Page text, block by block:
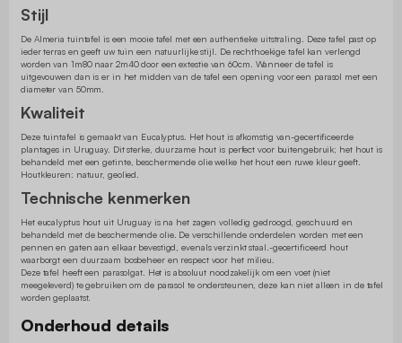
Stijl
De Almeria tuintafel is een mooie tafel met een authentieke uitstraling. Deze tafel past op
ieder terras en geeft uw tuin een natuurlijke stijl. De rechthoekige tafel kan verlengd
worden van 1m80 naar 2m40 door een extestie van 60cm. Wanneer de tafel is
uitgevouwen dan is er in het midden van de tafel een opening voor een parasol met een
diameter van 50mm.
Kwaliteit
Deze tuintafel is gemaakt van Eucalyptus. Het hout is afkomstig van-gecertificeerde
plantages in Uruguay. Dit sterke, duurzame hout is perfect voor buitengebruik; het hout is
behandeld met een getinte, beschermende olie welke het hout een ruwe kleur geeft.
Houtkleuren: natuur, geolied.
Technische kenmerken
Het eucalyptus hout uit Uruguay is na het zagen volledig gedroogd, geschuurd en
behandeld met de beschermende olie. De verschillende onderdelen worden met een
pennen en gaten aan elkaar bevestigd, evenals verzinkt staal.-gecertificeerd hout
waarborgt een duurzaam bosbeheer en respect voor het milieu.
Deze tafel heeft een parasolgat. Het is absoluut noodzakelijk om een voet (niet
meegeleverd) te gebruiken om de parasol te ondersteunen, deze kan niet alleen in de tafel
worden geplaatst.
Onderhoud details